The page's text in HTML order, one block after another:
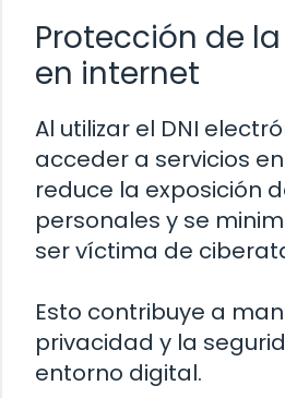
Protección de
en internet
Al utilizar el DNI
acceder a servicios
reduce la exposición
personales y se
ser víctima de
Esto contribuye a
privacidad y la
entorno digital.